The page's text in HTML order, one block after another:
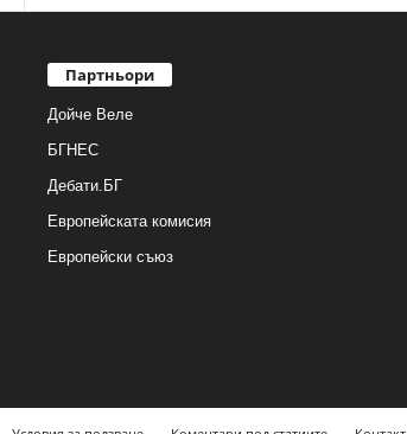
Партньори
Дойче Веле
БГНЕС
Дебати.БГ
Европейската комисия
Европейски съюз